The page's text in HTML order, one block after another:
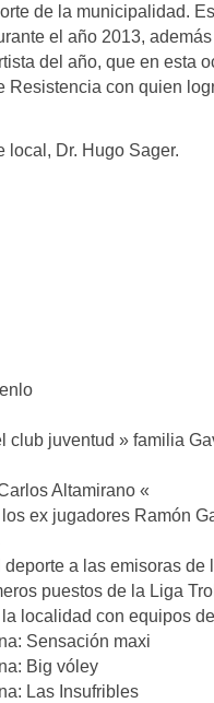
de la municipalidad.
el año 2013,
del año, que en esta
Resistencia con quien
local, Dr. Hugo Sager.
club juventud » familia
Altamirano «
ex jugadores Ramón
a las emisoras
puestos de la Liga
localidad con equipos
Sensación maxi
Big vóley
Las Insufribles